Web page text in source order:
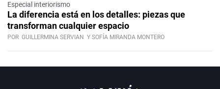
Especial interiorismo
La diferencia está en los detalles: piezas que
transforman cualquier espacio
POR GUILLERMINA SERVIAN Y SOFÍA MIRANDA MONTERO